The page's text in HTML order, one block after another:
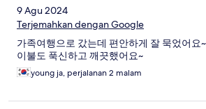
9 Agu 2024
Terjemahkan dengan Google
가족여행으로 갔는데 편안하게 잘 묵었어요
이불도 푹신하고 깨끗했어요~
young ja, perjalanan 2 malam